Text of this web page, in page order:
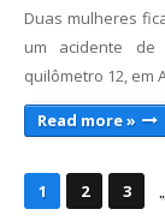
Duas mulheres
um acidente de
quilômetro 12, em
Read more »
1 2 3 ...